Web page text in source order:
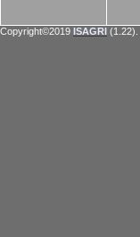
Copyright©2019 ISAGRI (1.22).